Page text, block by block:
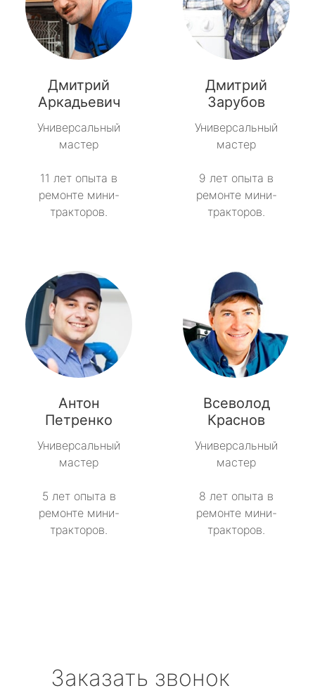
Дмитрий
Аркадьевич
Универсальный
мастер
11 лет опыта в
ремонте мини-
тракторов.
Дмитрий
Зарубов
Универсальный
мастер
9 лет опыта в
ремонте мини-
тракторов.
Антон
Петренко
Универсальный
мастер
5 лет опыта в
ремонте мини-
тракторов.
Всеволод
Краснов
Универсальный
мастер
8 лет опыта в
ремонте мини-
тракторов.
Заказать звонок